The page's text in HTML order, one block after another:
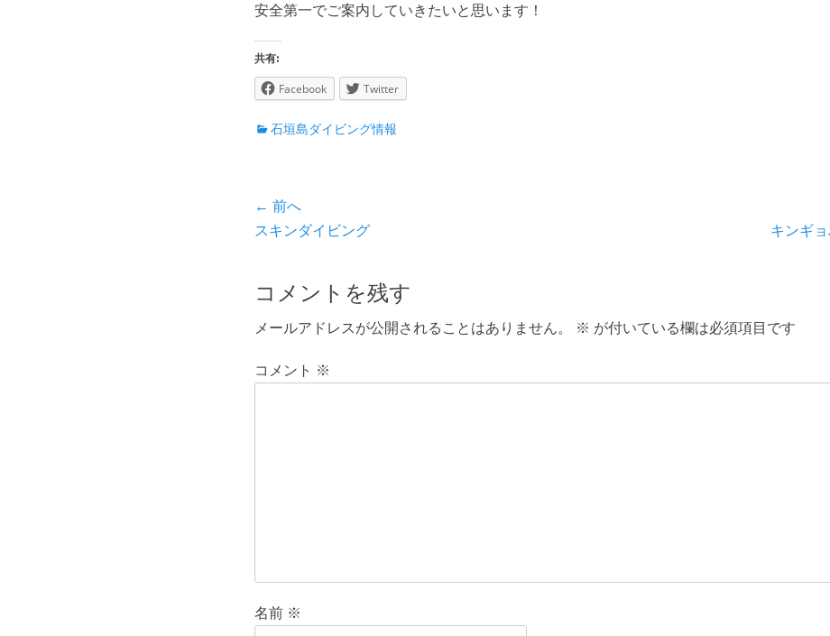
安全第一でご案内していきたいと思います！
共有:
Facebook Twitter
カ
ー
石垣島ダイビング情報
投
稿
ビ
ゲ
ー
← 前へ
前
稿:
スキンダイビング キンギ
コメントを残す
メールアドレスが公開されることはありません。 ※ が付いている欄は必須項目です
コメント ※
名前 ※